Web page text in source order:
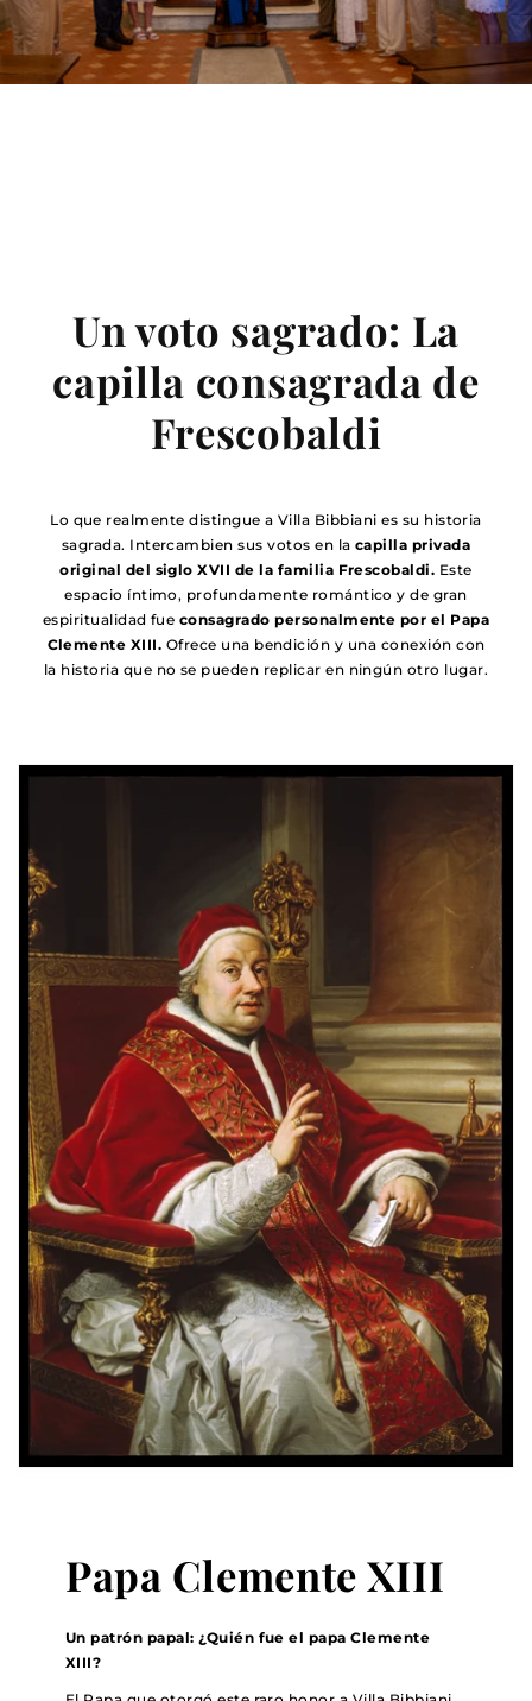
Un voto sagrado: La
capilla consagrada de
Frescobaldi
Lo que realmente distingue a Villa Bibbiani es su historia
sagrada. Intercambien sus votos en lacapilla privada
original del siglo XVII de la familia Frescobaldi. Este
espacio íntimo, profundamente romántico y de gran
espiritualidad fue consagrado personalmente por el Papa
Clemente XIII. Ofrece una bendición y una conexión con
la historia que no se pueden replicar en ningún otro lugar.
Papa Clemente XIII
Un patrón papal: ¿Quién fue el papa Clemente
XIII?